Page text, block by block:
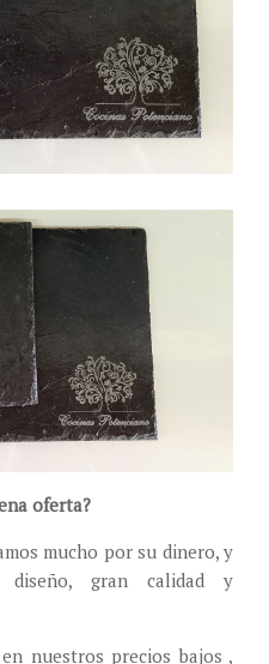
oferta?
mucho por su dinero, y
gran calidad y
nuestros precios bajos ,